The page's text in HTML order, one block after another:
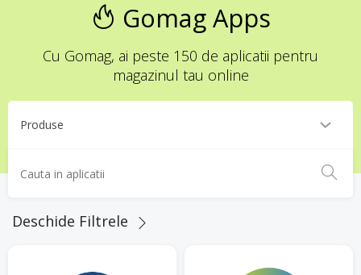
Gomag Apps
Cu Gomag, ai peste 150 de aplicatii pentru
magazinul tau online
Deschide Filtrele